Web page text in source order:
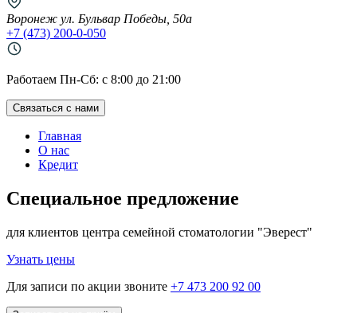
Воронеж ул. Бульвар Победы, 50а
+7 (473) 200-0-050
Работаем Пн-Cб: с 8:00 до 21:00
Связаться с нами
Главная
О нас
Кредит
Специальное предложение
для клиентов центра семейной стоматологии "Эверест"
Узнать цены
Для записи по акции звоните +7 473 200 92 00